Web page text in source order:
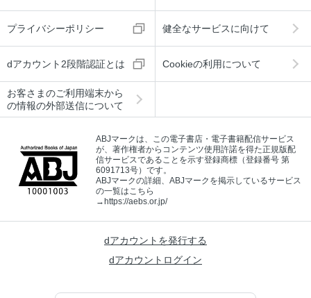
プライバシーポリシー 健全なサービスに向けて
dアカウント2段階認証とは Cookieの利用について
お客さまのご利用端末から
の情報の外部送信について
ABJマークは、この電子書店・電子書籍配信サービス
が、著作権者からコンテンツ使用許諾を得た正規版配
信サービスであることを示す登録商標（登録番号 第
6091713号）です。
ABJマークの詳細、ABJマークを掲示しているサービス
の一覧はこちら
→https://aebs.or.jp/
dアカウントを発行する
dアカウントログイン